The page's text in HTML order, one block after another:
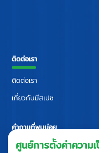
ติดต่อเรา
ติดต่อเรา
เกี่ยวกับมีสเปซ
คำถามที่พบบ่อย